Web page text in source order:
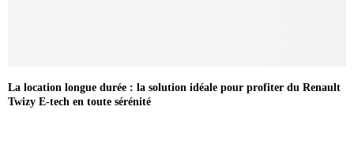
La location longue durée : la solution idéale pour profiter du Renault
Twizy E-tech en toute sérénité